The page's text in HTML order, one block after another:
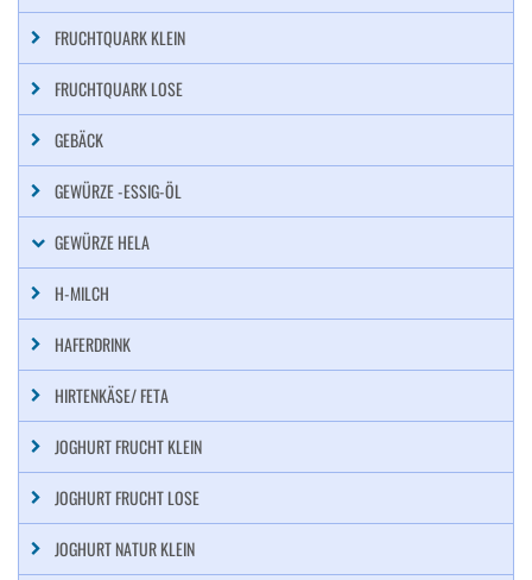
FRUCHTQUARK KLEIN
FRUCHTQUARK LOSE
GEBÄCK
GEWÜRZE -ESSIG-ÖL
GEWÜRZE HELA
H-MILCH
HAFERDRINK
HIRTENKÄSE/ FETA
JOGHURT FRUCHT KLEIN
JOGHURT FRUCHT LOSE
JOGHURT NATUR KLEIN